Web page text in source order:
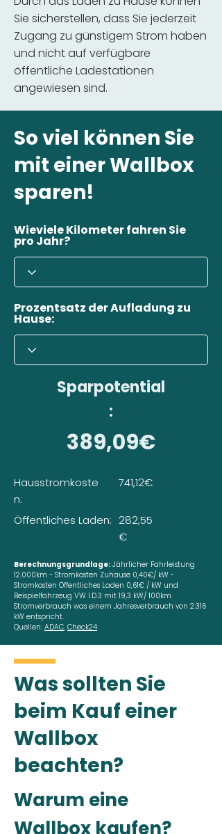
Sie sicherstellen, dass Sie jederzeit
Zugang zu günstigem Strom haben
und nicht auf verfügbare
öffentliche Ladestationen
angewiesen sind.
So viel können Sie
mit einer Wallbox
sparen!
Wieviele Kilometer fahren Sie
pro Jahr?
Prozentsatz der Aufladung zu
Hause:
Sparpotential
:
389,09€
Hausstromkoste
n:
Öffentliches Laden:
741,12€
282,55
€
Berechnungsgrundlage: Jährlicher Fahrleistung
12.000km - Stromkosten Zuhause 0,40€/ kW -
Stromkosten Öffentliches Laden 0,61€ / kW und
Beispielfahrzeug VW I.D.3 mit 19,3 kW/ 100km
Stromverbrauch was einem Jahresverbrauch von 2.316
kW entspricht.
Quellen: ADAC, Check24
Was sollten Sie
beim Kauf einer
Wallbox
beachten?
Warum eine
Wallbox kaufen?